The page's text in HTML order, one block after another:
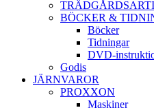
BÖCKER &
Böcker
Tidningar
DVD-
Godis
JÄRNVAROR
PROXXON
Maskiner